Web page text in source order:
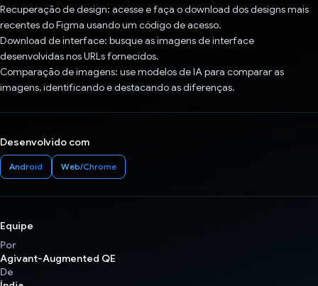
Recuperação de design: acesse e faça o download dos designs mais
recentes do Figma usando um código de acesso.
Download de interface: busque as imagens de interface
desenvolvidas nos URLs fornecidos.
Comparação de imagens: use modelos de IA para comparar as
imagens, identificando e destacando as diferenças.
Desenvolvido com
Android Web/Chrome
Equipe
Por
Agivant-Augmented QE
De